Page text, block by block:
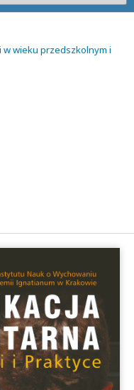
w wieku przedszkolnym i